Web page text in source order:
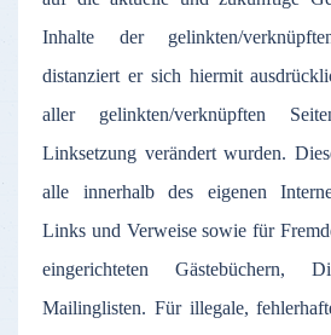
Inhalte
der gelinkten/
distanziert er sich hiermit
aller
gelinkten/verknüpften
Linksetzung verändert wurden.
alle
innerhalbdes eigenen
Links und Verweise sowie für
eingerichteten
Gästebüchern,
Mailinglisten. Für illegale,